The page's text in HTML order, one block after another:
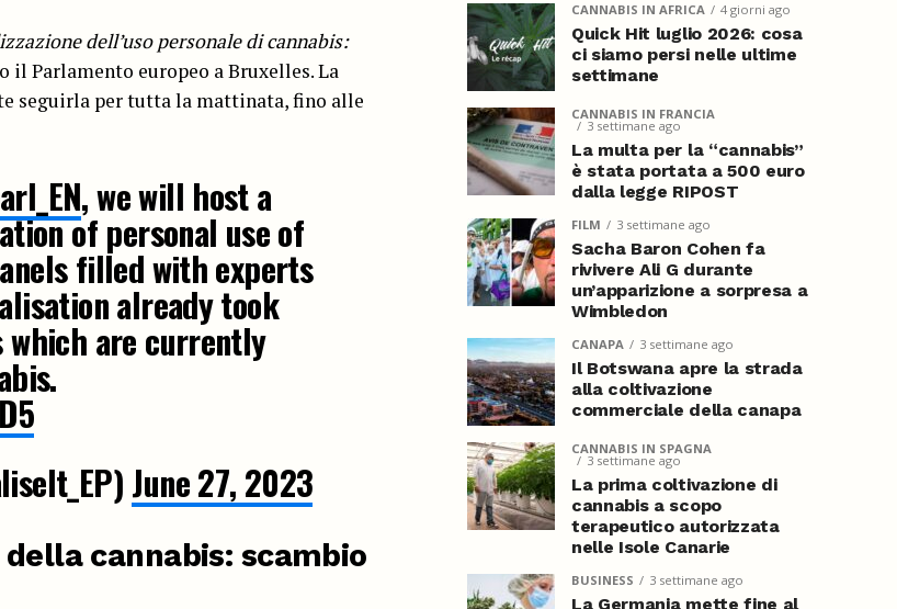
dell’uso personale di cannabis:
il Parlamento europeo a Bruxelles. La
seguirla per tutta la mattinata, fino alle
, we will host a
of personal use of
filled with experts
already took
which are currently
June 27, 2023
cannabis: scambio
CANNABIS IN AFRICA 4 giorni ago
Quick Hit luglio 2026: cosa
ci siamo persi nelle ultime
settimane
CANNABIS IN FRANCIA
3 settimane ago
La multa per la “cannabis”
è stata portata a 500 euro
dalla legge RIPOST
FILM 3 settimane ago
Sacha Baron Cohen fa
rivivere Ali G durante
un’apparizione a sorpresa a
Wimbledon
CANAPA 3 settimane ago
Il Botswana apre la strada
alla coltivazione
commerciale della canapa
CANNABIS IN SPAGNA
3 settimane ago
La prima coltivazione di
cannabis a scopo
terapeutico autorizzata
nelle Isole Canarie
BUSINESS 3 settimane ago
La Germania mette fine al